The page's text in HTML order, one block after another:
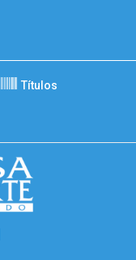
Títulos